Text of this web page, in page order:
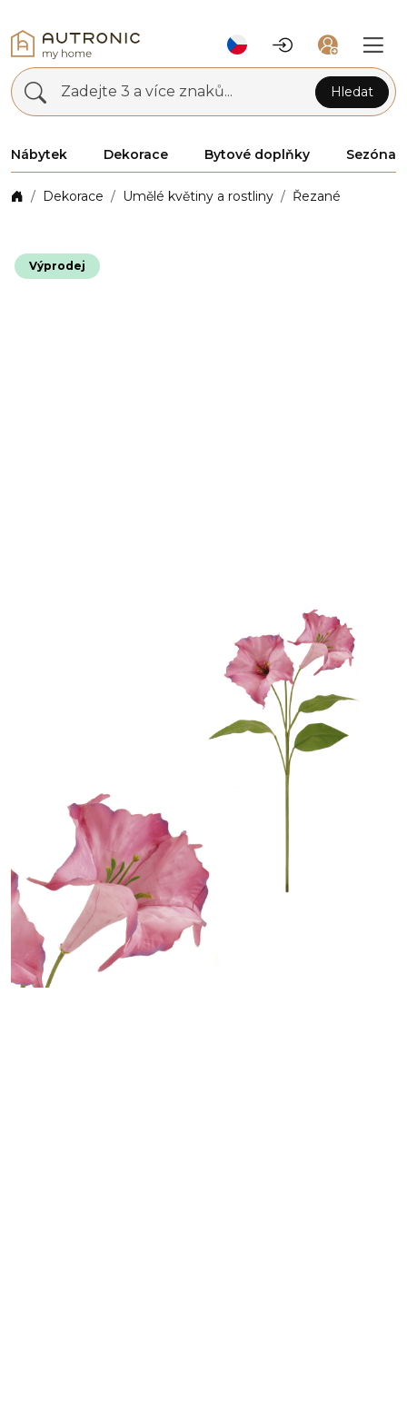
Zadejte 3 a více znaků... Hledat
Nábytek Dekorace Bytové doplňky Sezóna
Dekorace Umělé květiny a rostliny Řezané
Výprodej